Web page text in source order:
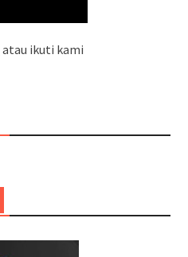
atau ikuti kami